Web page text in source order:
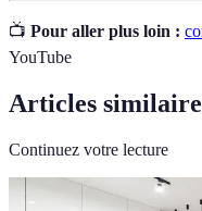
📺 Pour aller plus loin :
YouTube
Articles
Continuez votre lecture